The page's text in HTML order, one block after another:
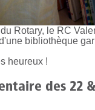
Rotary, le RC
bibliothèque
heureux !
des 22